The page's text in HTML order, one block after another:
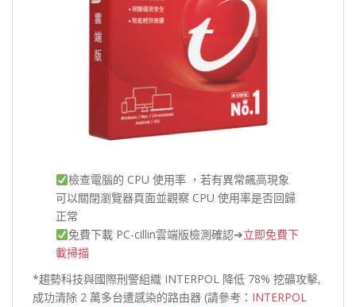
檢查電腦的 CPU 使用率 ，若有異常飆高現象
可以關閉瀏覽器頁面並觀察 CPU 使用率是否回歸
正常
免費下載 PC-cillin雲端版檢測確認➔立即免費下
載掃描
*趨勢科技與國際刑警組織 INTERPOL 降低 78% 挖礦攻擊,
成功清除 2 萬多台遭感染的路由器 (請參考： INTERPOL